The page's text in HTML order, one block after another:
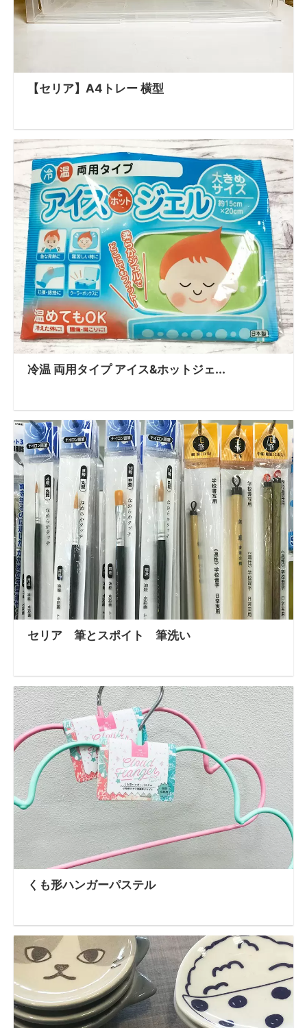
【セリア】A4トレー 横型
冷温 両用タイプ アイス&ホットジェ...
セリア 筆とスポイト 筆洗い
くも形ハンガーパステル